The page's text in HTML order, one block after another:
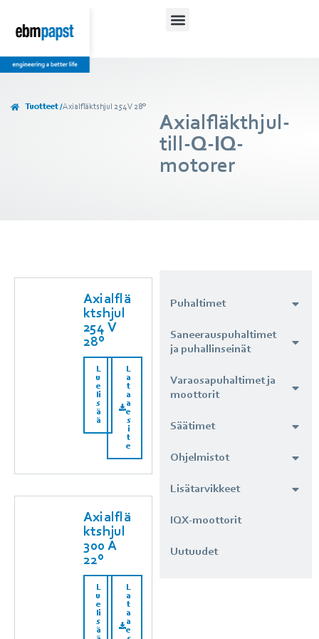
Tuotteet /Axialfläktshjul 254 V 28°
Axialfläkthjul-
till-Q-IQ-
motorer
Axialflä
ktshjul
254 V
28°
L
u
e
li
s
ä
ä
L
a
t
a
a
e
s
i
t
e
Axialflä
ktshjul
300 A
22°
L
u
e
li
s
ä
L
a
t
a
a
e
Puhaltimet
Saneerauspuhaltimet
ja puhallinseinät
Varaosapuhaltimet ja
moottorit
Säätimet
Ohjelmistot
Lisätarvikkeet
IQX-moottorit
Uutuudet